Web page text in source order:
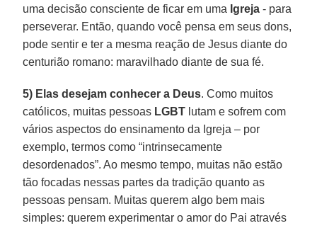
uma decisão consciente de ficar em uma Igreja - para
perseverar. Então, quando você pensa em seus dons,
pode sentir e ter a mesma reação de Jesus diante do
centurião romano: maravilhado diante de sua fé.
5) Elas desejam conhecer a Deus. Como muitos
católicos, muitas pessoas LGBT lutam e sofrem com
vários aspectos do ensinamento da Igreja – por
exemplo, termos como “intrinsecamente
desordenados”. Ao mesmo tempo, muitas não estão
tão focadas nessas partes da tradição quanto as
pessoas pensam. Muitas querem algo bem mais
simples: querem experimentar o amor do Pai através